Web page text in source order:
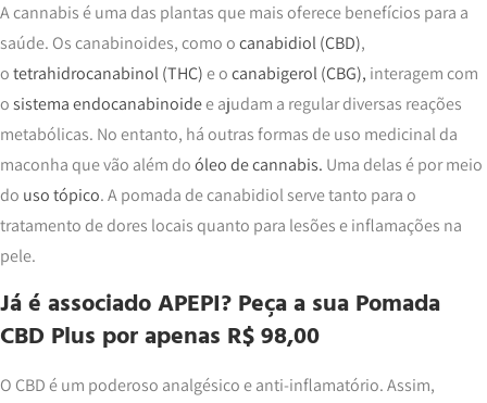
A cannabis é uma das plantas que mais oferece benefícios para a
saúde. Os canabinoides, como ocanabidiol (CBD),
otetrahidrocanabinol (THC)e ocanabigerol (CBG), interagem com
osistema endocanabinoidee ajudam a regular diversas reações
metabólicas. No entanto, há outras formas de uso medicinal da
maconha que vão além doóleo de cannabis. Uma delas é por meio
do uso tópico. A pomada de canabidiol serve tanto para o
tratamento de dores locais quanto para lesões e inflamações na
pele.
Já é associado APEPI? Peça a sua Pomada
CBD Plus por apenas R$ 98,00
O CBD é um poderoso analgésico e anti-inflamatório. Assim,